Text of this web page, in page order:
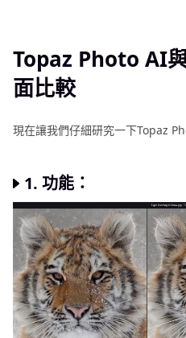
其
他
修
資
[結論]Topaz Gigapixel AI
Topaz Photo AI和Gigapixel
常見問題
Topaz Photo AI
面比較
現在讓我們仔細研究一下Topaz
1. 功能：